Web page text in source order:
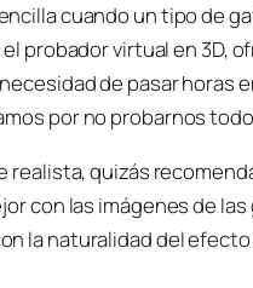
cuando un tipo de
probador virtual en 3D,
de pasar horas
por no probarnos
quizás
con las imágenes de
la naturalidad del